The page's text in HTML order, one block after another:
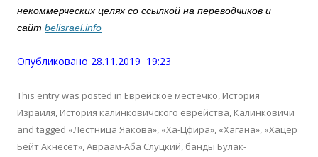
некоммерческих целях со ссылкой на переводчиков и
сайт belisrael.info
Опубликовано 28.11.2019 19:23
This entry was posted in Еврейское местечко, История
Израиля, История калинковичского еврейства, Калинковичи
and tagged «Лестница Яакова», «Ха-Цфира», «Хагана», «Хацер
Бейт Акнесет»,Авраам-Аба Слуцкий, банды Булак-